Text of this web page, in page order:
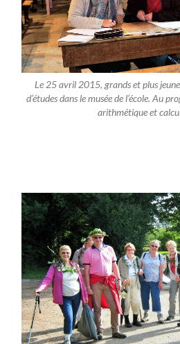
Le 25 avril 2015, grands et plus
d’études dans le musée de l’école. Au
arithmétique et